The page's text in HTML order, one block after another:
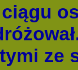
ze